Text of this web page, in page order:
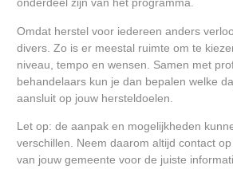
onderdeel zijn van het programma.
Omdat herstel voor iedereen anders
divers. Zo is er meestal ruimte om te
niveau, tempo en wensen. Samen met
behandelaars kun je dan bepalen welke
aansluit op jouw hersteldoelen.
Let op: de aanpak en mogelijkheden
verschillen. Neem daarom altijd contact
van jouw gemeente voor de juiste